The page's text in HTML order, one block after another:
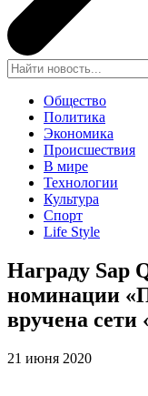
Общество
Политика
Экономика
Происшествия
В мире
Технологии
Культура
Спорт
Life Style
Награду Sap
номинации
вручена
21 июня 2020